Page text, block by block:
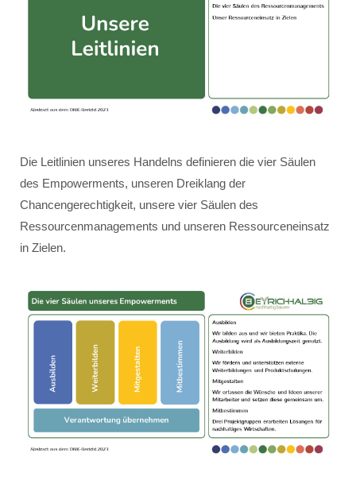
Die Leitlinien unseres Handelns definieren die vier Säulen
des Empowerments, unseren Dreiklang der
Chancengerechtigkeit, unsere vier Säulen des
Ressourcenmanagements und unseren Ressourceneinsatz
in Zielen.